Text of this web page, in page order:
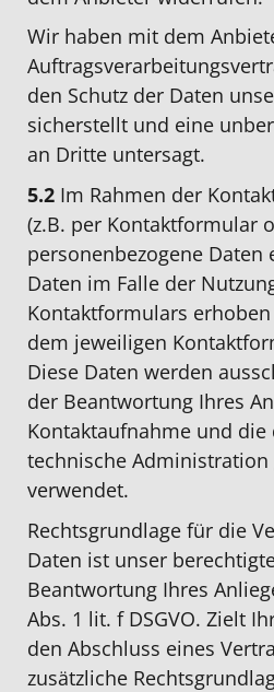
Wir haben mit dem
den Schutz der Daten
sicherstellt und eine
an Dritte untersagt.
5.2 Im Rahmen der
(z.B. per Kontaktformular
personenbezogene Daten
Daten im Falle der
Kontaktformulars
dem jeweiligen
Diese Daten werden
der Beantwortung Ihres
Kontaktaufnahme und
technische
verwendet.
Rechtsgrundlage für die
Daten ist unser
Beantwortung Ihres
Abs. 1 lit. f DSGVO. Zielt
den Abschluss eines
zusätzliche